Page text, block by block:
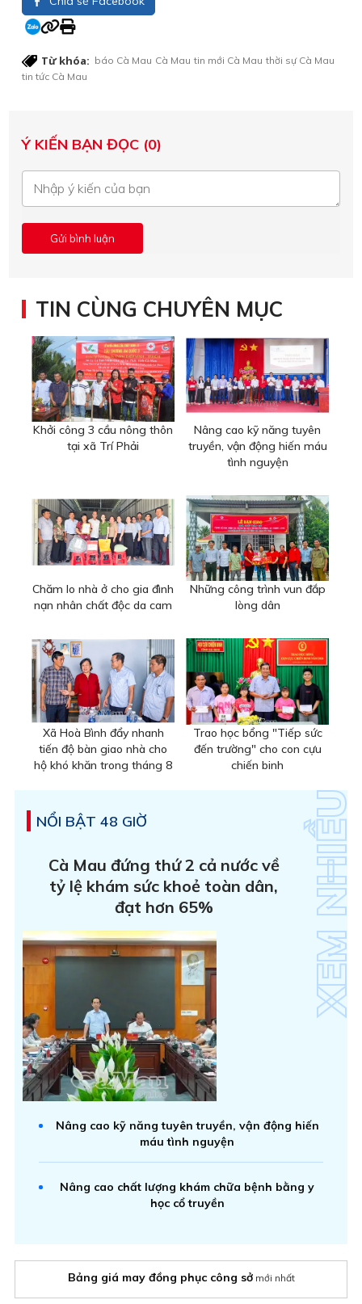
Từ khóa: báo Cà Mau Cà Mau tin mới Cà Mau thời sự Cà Mau
tin tức Cà Mau
Ý KIẾN BẠN ĐỌC (0)
TIN CÙNG CHUYÊN MỤC
Khởi công 3 cầu nông thôn
tại xã Trí Phải
Nâng cao kỹ năng tuyên
truyền, vận động hiến máu
tình nguyện
Chăm lo nhà ở cho gia đình
nạn nhân chất độc da cam
Những công trình vun đắp
lòng dân
Xã Hoà Bình đẩy nhanh
tiến độ bàn giao nhà cho
hộ khó khăn trong tháng 8
Trao học bổng "Tiếp sức
đến trường" cho con cựu
chiến binh
NỔI BẬT 48 GIỜ
Cà Mau đứng thứ 2 cả nước về
tỷ lệ khám sức khoẻ toàn dân,
đạt hơn 65%
Nâng cao kỹ năng tuyên truyền, vận động hiến
máu tình nguyện
Nâng cao chất lượng khám chữa bệnh bằng y
học cổ truyền
Bảng giá may đồng phục công sởmới nhất